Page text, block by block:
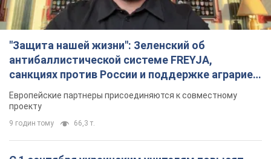
"Защита нашей жизни": Зеленский об
антибаллистической системе FREYJA,
санкциях против России и поддержке аграриев.
Видео
Европейские партнеры присоединяются к совместному
проекту
9 годин тому 66,3 т.